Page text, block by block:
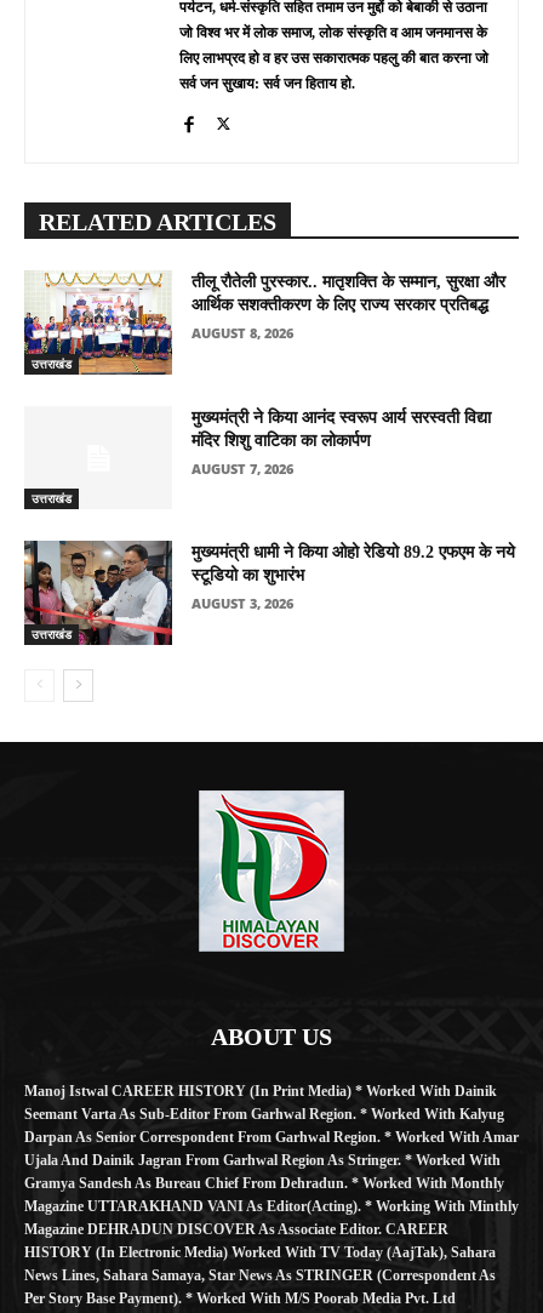
पर्यटन, धर्म-संस्कृति सहित तमाम उन मुद्दों को बेबाकी से उठाना
जो विश्व भर में लोक समाज, लोक संस्कृति व आम जनमानस के
लिए लाभप्रद हो व हर उस सकारात्मक पहलु की बात करना जो
सर्व जन सुखाय: सर्व जन हिताय हो.
RELATED ARTICLES
उत्तराखंड
तीलू रौतेली पुरस्कार.. मातृशक्ति के सम्मान, सुरक्षा और
आर्थिक सशक्तीकरण के लिए राज्य सरकार प्रतिबद्ध
AUGUST 8, 2026
उत्तराखंड
मुख्यमंत्री ने किया आनंद स्वरूप आर्य सरस्वती विद्या
मंदिर शिशु वाटिका का लोकार्पण
AUGUST 7, 2026
उत्तराखंड
मुख्यमंत्री धामी ने किया ओहो रेडियो 89.2 एफएम के नये
स्टूडियो का शुभारंभ
AUGUST 3, 2026
ABOUT US
Manoj Istwal CAREER HISTORY (in Print Media) * Worked With Dainik
Seemant Varta As Sub-Editor From Garhwal Region. * Worked With Kalyug
Darpan As Senior Correspondent From Garhwal Region. * Worked With Amar
Ujala And Dainik Jagran From Garhwal Region As Stringer. * Worked With
Gramya Sandesh As Bureau Chief From Dehradun. * Worked With Monthly
Magazine UTTARAKHAND VANI As Editor(Acting). * Working With Minthly
Magazine DEHRADUN DISCOVER As Associate Editor. CAREER
HISTORY (in Electronic Media) Worked With TV Today (AajTak), Sahara
News Lines, Sahara Samaya, Star News As STRINGER (Correspondent As
Per Story Base Payment). * Worked With M/S Poorab Media Pvt. Ltd